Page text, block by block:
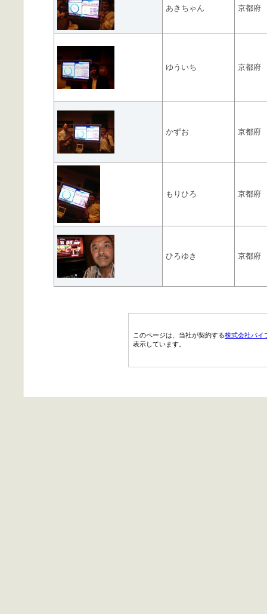
あきちゃん 京都府
ゆういち 京都府
かずお 京都府
もりひろ 京都府
ひろゆき 京都府
このページは、当社が契約する株式会社パイ
表示しています。